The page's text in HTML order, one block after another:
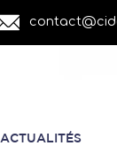
ACTUALITÉS